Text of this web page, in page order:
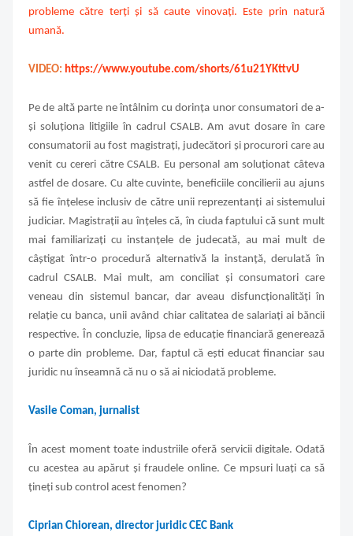
probleme către terți și să caute vinovați. Este prin natură
umană.
VIDEO: https://www.youtube.com/shorts/61u21YKttvU
Pe de altă parte ne întâlnim cu dorința unor consumatori de a-
și soluționa litigiile în cadrul CSALB. Am avut dosare în care
consumatorii au fost magistrați, judecători și procurori care au
venit cu cereri către CSALB. Eu personal am soluționat câteva
astfel de dosare. Cu alte cuvinte, beneficiile concilierii au ajuns
să fie înțelese inclusiv de către unii reprezentanți ai sistemului
judiciar. Magistrații au înțeles că, în ciuda faptului că sunt mult
mai familiarizați cu instanțele de judecată, au mai mult de
câștigat într-o procedură alternativă la instanță, derulată în
cadrul CSALB. Mai mult, am conciliat și consumatori care
veneau din sistemul bancar, dar aveau disfuncționalități în
relație cu banca, unii având chiar calitatea de salariați ai băncii
respective. În concluzie, lipsa de educație financiară generează
o parte din probleme. Dar, faptul că ești educat financiar sau
juridic nu înseamnă că nu o să ai niciodată probleme.
Vasile Coman, jurnalist
În acest moment toate industriile oferă servicii digitale. Odată
cu acestea au apărut și fraudele online. Ce mpsuri luați ca să
țineți sub control acest fenomen?
Ciprian Chiorean, director juridic CEC Bank